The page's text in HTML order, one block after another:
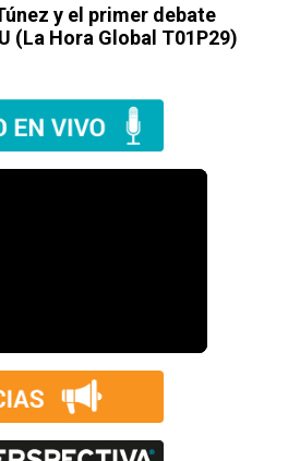
y el primer debate
(La Hora Global T01P29)